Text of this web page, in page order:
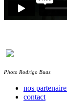
Photo Rodrigo Buas
nos
contact